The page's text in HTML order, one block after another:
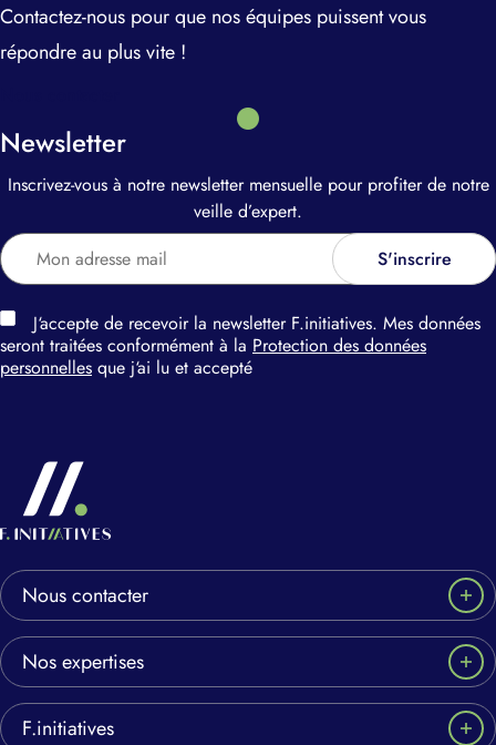
Contactez-nous pour que nos équipes puissent vous
répondre au plus vite !
Newsletter
Inscrivez-vous à notre newsletter mensuelle pour profiter de notre
veille d’expert.
J‘accepte de recevoir la newsletter F.initiatives. Mes données
seront traitées conformément à la Protection des données
personnelles que j‘ai lu et accepté
Nous contacter
Nos expertises
F.initiatives